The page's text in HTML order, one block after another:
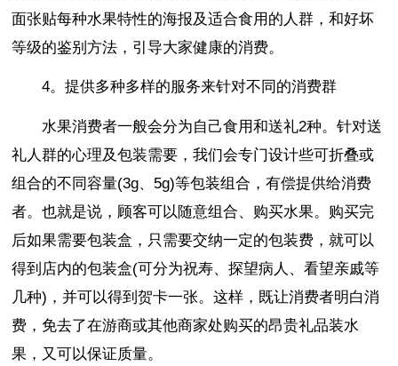
面张贴每种水果特性的海报及适合食用的人群，和好坏
等级的鉴别方法，引导大家健康的消费。
4。提供多种多样的服务来针对不同的消费群
水果消费者一般会分为自己食用和送礼2种。针对送
礼人群的心理及包装需要，我们会专门设计些可折叠或
组合的不同容量(3g、5g)等包装组合，有偿提供给消费
者。也就是说，顾客可以随意组合、购买水果。购买完
后如果需要包装盒，只需要交纳一定的包装费，就可以
得到店内的包装盒(可分为祝寿、探望病人、看望亲戚等
几种)，并可以得到贺卡一张。这样，既让消费者明白消
费，免去了在游商或其他商家处购买的昂贵礼品装水
果，又可以保证质量。